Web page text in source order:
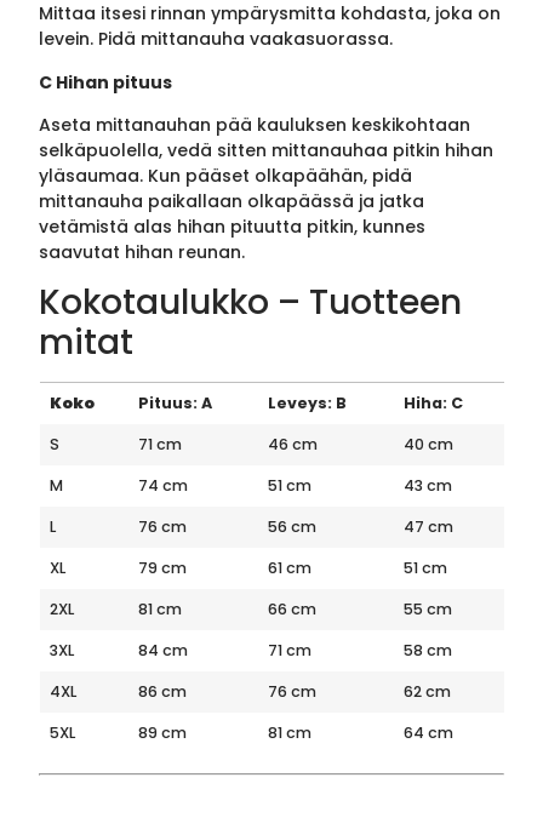
Mittaa itsesi rinnan ympärysmitta kohdasta, joka on
levein. Pidä mittanauha vaakasuorassa.
C Hihan pituus
Aseta mittanauhan pää kauluksen keskikohtaan
selkäpuolella, vedä sitten mittanauhaa pitkin hihan
yläsaumaa. Kun pääset olkapäähän, pidä
mittanauha paikallaan olkapäässä ja jatka
vetämistä alas hihan pituutta pitkin, kunnes
saavutat hihan reunan.
Kokotaulukko – Tuotteen
mitat
Koko Pituus: A Leveys: B
Hiha: C
S
71 cm 46 cm
40 cm
M
74 cm 51 cm
43 cm
L
76 cm 56 cm
47 cm
XL
79 cm 61 cm
51 cm
2XL
81 cm 66 cm
55 cm
3XL
84 cm 71 cm
58 cm
4XL
86 cm 76 cm
62 cm
5XL
89 cm 81 cm 64 cm